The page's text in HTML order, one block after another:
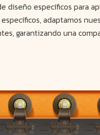
diseño específicos para
adaptamos
garantizando una